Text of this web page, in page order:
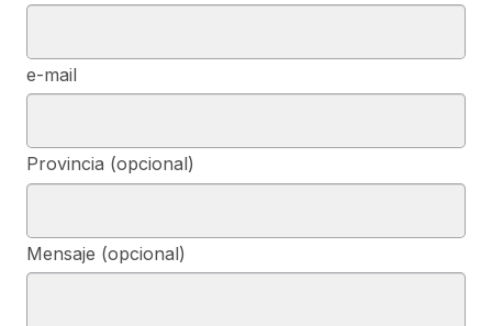
e-mail
Provincia (opcional)
Mensaje (opcional)